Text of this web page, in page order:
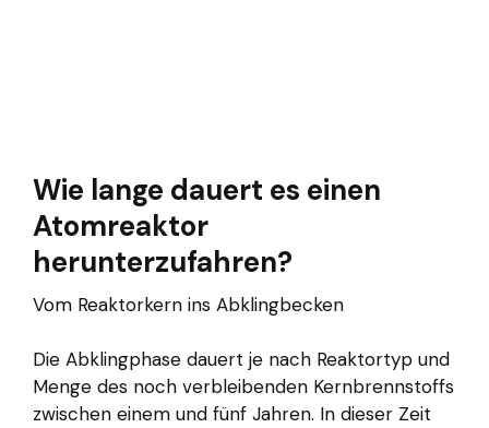
Wie lange dauert es einen
Atomreaktor
herunterzufahren?
Vom Reaktorkern ins Abklingbecken
Die Abklingphase dauert je nach Reaktortyp und
Menge des noch verbleibenden Kernbrennstoffs
zwischen einem und fünf Jahren. In dieser Zeit